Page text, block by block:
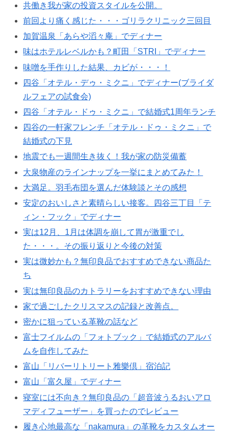
共働き我が家の投資スタイルを公開。
前回より痛く感じた・・・ゴリラクリニック三回目
加賀温泉「あらや滔々庵」でディナー
味はホテルレベルかも？町田「STRI」でディナー
味噌を手作りした結果、カビが・・・！
四谷「オテル・デゥ・ミクニ」でディナー(ブライダ
ルフェアの試食会)
四谷「オテル・ドゥ・ミクニ」で結婚式1周年ランチ
四谷の一軒家フレンチ「オテル・ドゥ・ミクニ」で
結婚式の下見
地震でも一週間生き抜く！我が家の防災備蓄
大泉物産のラインナップを一挙にまとめてみた！
大満足。羽毛布団を選んだ体験談とその感想
安定のおいしさと素晴らしい接客。四谷三丁目「テ
ィン・フック」でディナー
実は12月、1月は体調を崩して胃が激重でし
た・・・。その振り返りと今後の対策
実は微妙かも？無印良品でおすすめできない商品た
ち
実は無印良品のカトラリーをおすすめできない理由
家で過ごしたクリスマスの記録と改善点。
密かに狙っている革靴の話など
富士フイルムの「フォトブック」で結婚式のアルバ
ムを自作してみた
富山「リバーリトリート雅樂倶」宿泊記
富山「富久屋」でディナー
寝室には不向き？無印良品の「超音波うるおいアロ
マディフューザー」を買ったのでレビュー
履き心地最高な「nakamura」の革靴をカスタムオー